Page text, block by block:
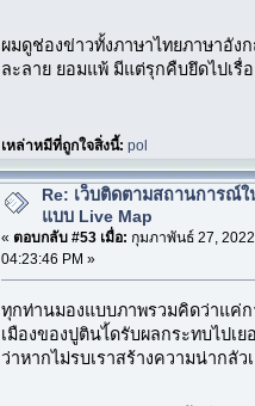
ผมดูช่องข่าวทั้งภาษาไทยภาษาอัง
ละลาย ยอมแพ้ มีแต่รุกคืบยึดไปเรื่
เหล่าหมีที่ถูกใจสิ่งนี้:pol
Re: เว็บติดตามสถานการณ์ใ
แบบ Live Map
« ตอบกลับ #53 เมื่อ: กุมภาพันธ์ 27,
04:23:46 PM »
ทุกท่านมองแบบภาพรวมคิดว่าแค่
เมืองของปูตินไ้ดรับผลกระทบไปเย
ว่าหากไม่รบเราสร้างความน่ากลัว